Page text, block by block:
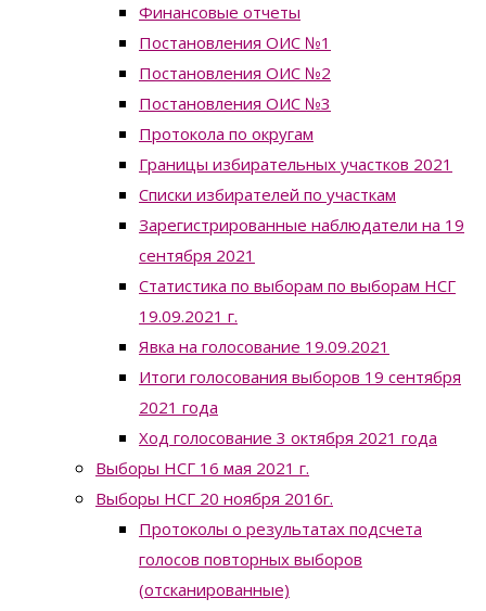
Финансовые отчеты
Постановления ОИС №1
Постановления ОИС №2
Постановления ОИС №3
Протокола по округам
Границы избирательных участков 2021
Списки избирателей по участкам
Зарегистрированные наблюдатели на 19
сентября 2021
Статистика по выборам по выборам НСГ
19.09.2021 г.
Явка на голосование 19.09.2021
Итоги голосования выборов 19 сентября
2021 года
Ход голосование 3 октября 2021 года
Выборы НСГ 16 мая 2021 г.
Выборы НСГ 20 ноября 2016г.
Протоколы о результатах подсчета
голосов повторных выборов
(отсканированные)